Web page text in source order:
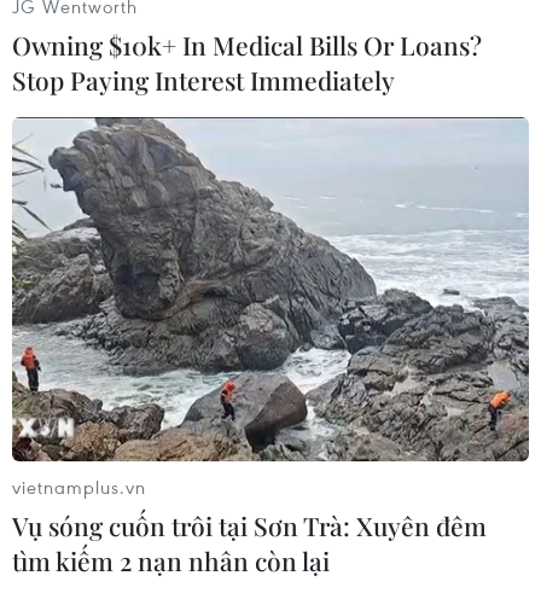
phỏng diện mạo của những người thiếu ngủ có
tới 16 dấu hiệu trên khuôn mặt bị tác động,
trong đó rõ rệt nhất là quầng thâm và bọng mắt,
nếp nhăn, nổi mụn, da xỉn màu, da khô, da
chảy xệ...
Những thay đổi tiêu cực về ngoại hình này xuất
hiện ở tất cả những người thực hiện khảo sát,
không phân biệt giới tính và độ tuổi, khi họ ngủ
không ngon giấc.
Tuy nhiên, mối tương quan giữa giấc ngủ kém
với diện mạo ở nhóm những người trẻ tuổi cao
hơn hẳn so với nhóm lớn tuổi hơn.
20% thanh niên từ 18-24 tuổi cho biết da họ bị
khô và và bong tróc sau khi ngủ chưa đầy 7 giờ;
trong khi con số này ở nhóm 25-34 tuổi là 17%
JG Wentworth
Owning $10k+ In Medical Bills Or Loans?
Stop Paying Interest Immediately
vietnamplus.vn
Vụ sóng cuốn trôi tại Sơn Trà: Xuyên đêm
tìm kiếm 2 nạn nhân còn lại